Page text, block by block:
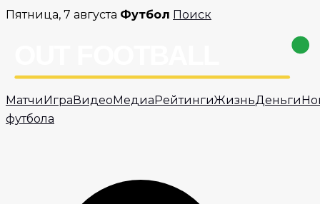
Перейти
Пятница, 7 августа Футбол Поиск
Матчи Игра Видео Медиа РейтингиЖизньДеньги
футбола